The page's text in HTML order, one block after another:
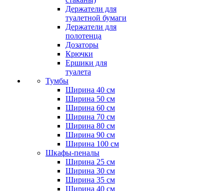
Держатели для
туалетной бумаги
Держатели для
полотенца
Дозаторы
Крючки
Ершики для
туалета
Тумбы
Ширина 40 см
Ширина 50 см
Ширина 60 см
Ширина 70 см
Ширина 80 см
Ширина 90 см
Ширина 100 см
Шкафы-пеналы
Ширина 25 см
Ширина 30 см
Ширина 35 см
Ширина 40 см